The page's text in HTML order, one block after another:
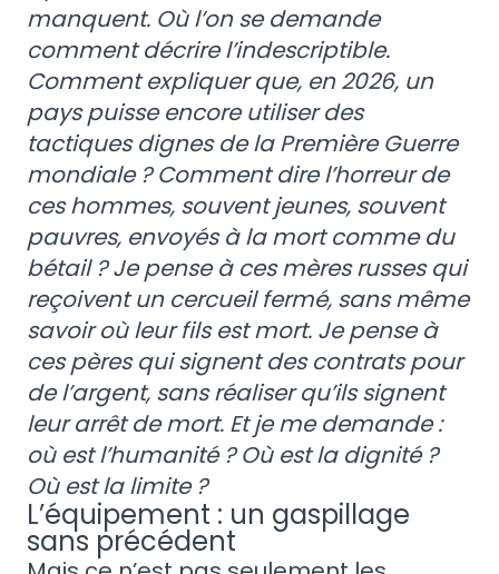
manquent. Où l’on se demande
comment décrire l’indescriptible.
Comment expliquer que, en 2026, un
pays puisse encore utiliser des
tactiques dignes de la Première Guerre
mondiale ? Comment dire l’horreur de
ces hommes, souvent jeunes, souvent
pauvres, envoyés à la mort comme du
bétail ? Je pense à ces mères russes qui
reçoivent un cercueil fermé, sans même
savoir où leur fils est mort. Je pense à
ces pères qui signent des contrats pour
de l’argent, sans réaliser qu’ils signent
leur arrêt de mort. Et je me demande :
où est l’humanité ? Où est la dignité ?
Où est la limite ?
L’équipement : un gaspillage
sans précédent